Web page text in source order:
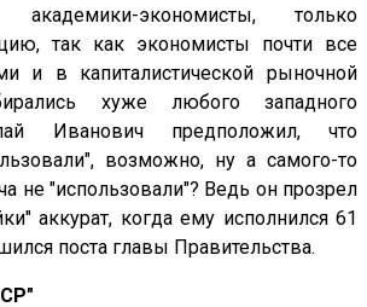
академики-экономисты, только
так как экономисты почти все
и в капиталистической рыночной
хуже любого западного
Иванович предположил, что
возможно, ну а самого-то
не "использовали"? Ведь он прозрел
аккурат, когда ему исполнился 61
поста главы Правительства.